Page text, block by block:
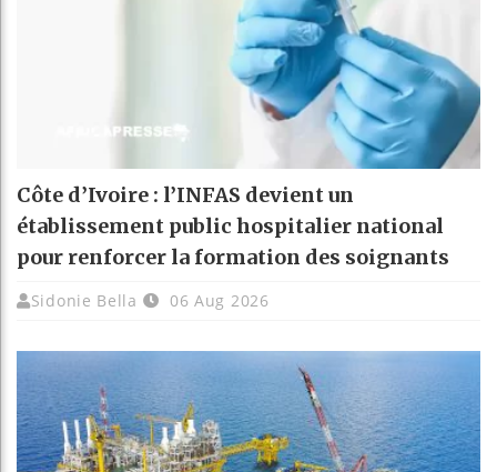
Côte d’Ivoire : l’INFAS devient un
établissement public hospitalier national
pour renforcer la formation des soignants
Sidonie Bella 06 Aug 2026